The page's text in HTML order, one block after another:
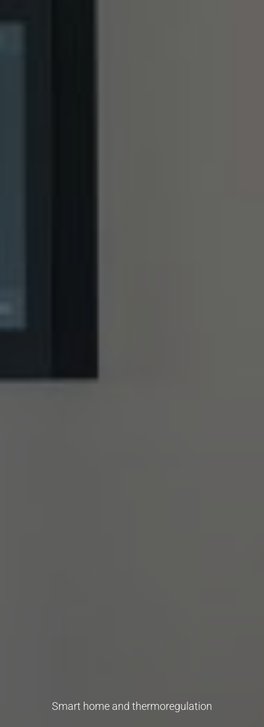
Smart home and thermoregulation